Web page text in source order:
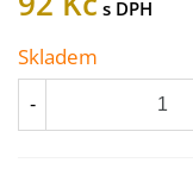
Skladem
-